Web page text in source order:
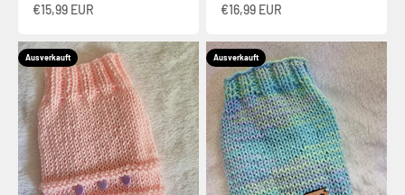
Angebot
€15,99 EUR Angebot
€16,99 EUR
Ausverkauft Ausverkauft